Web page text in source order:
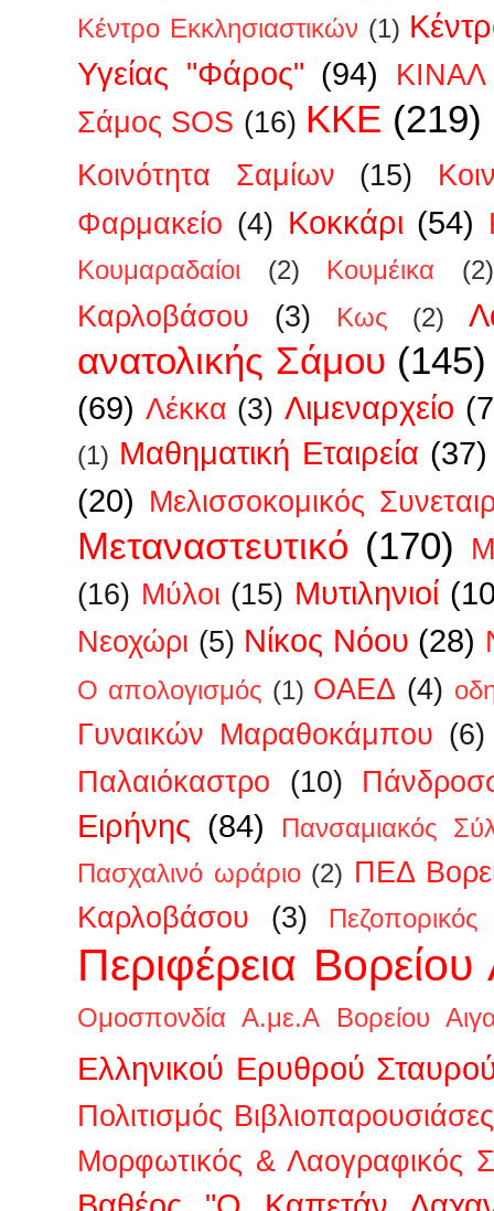
Κέντρο Εκκλησιαστικών (1)
Υγείας "Φάρος" (94)
ΚΙΝΑΛ
Σάμος SOS (16) ΚΚΕ (219)
Κοινότητα Σαμίων
(15)
Φαρμακείο (4) Κοκκάρι (54)
Κουμαραδαίοι (2) Κουμέικα (2)
Καρλοβάσου (3) Κως (2)
ανατολικής Σάμου (145)
(69) Λέκκα (3) Λιμεναρχείο
(1) Μαθηματική Εταιρεία (37)
(20) Μελισσοκομικός
Μεταναστευτικό (170)
(16) Μύλοι (15) Μυτιληνιοί
Νεοχώρι (5) Νίκος Νόου (28)
Ο απολογισμός (1) ΟΑΕΔ (4)
Γυναικών Μαραθοκάμπου (6)
Παλαιόκαστρο
(10)
Ειρήνης (84)
Πανσαμιακός
Πασχαλινό ωράριο (2) ΠΕΔ
Καρλοβάσου
(3)
Περιφέρεια Βορείου
Ομοσπονδία Α.με.Α Βορείου
Ελληνικού Ερυθρού
Πολιτισμός Βιβλιοπαρουσιάσες
Μορφωτικός & Λαογραφικός